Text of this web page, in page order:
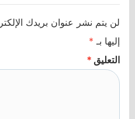
لن يتم نشر عنوان بريدك
إليها بـ *
التعليق *